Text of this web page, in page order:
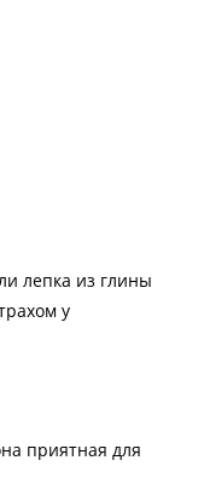
лепка из глины
у
приятная для